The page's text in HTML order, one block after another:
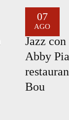
07
AGO
CLAB
Jazz
Abby
Bou